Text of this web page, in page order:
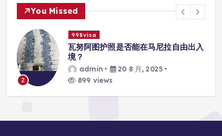
You Missed
2
998visa
瓦努阿图护照是否能在马尼拉自由出入
境？
admin
20 8 月, 2025
899 views